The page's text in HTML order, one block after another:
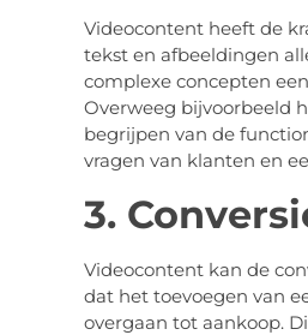
Videocontent heeft de
tekst en afbeeldingen
complexe concepten
Overweeg bijvoorbeeld
begrijpen van de
vragen van klanten en
3.
Videocontent kan de
dat het toevoegen van
overgaan tot aankoop.